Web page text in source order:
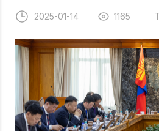
2025-01-14 1165